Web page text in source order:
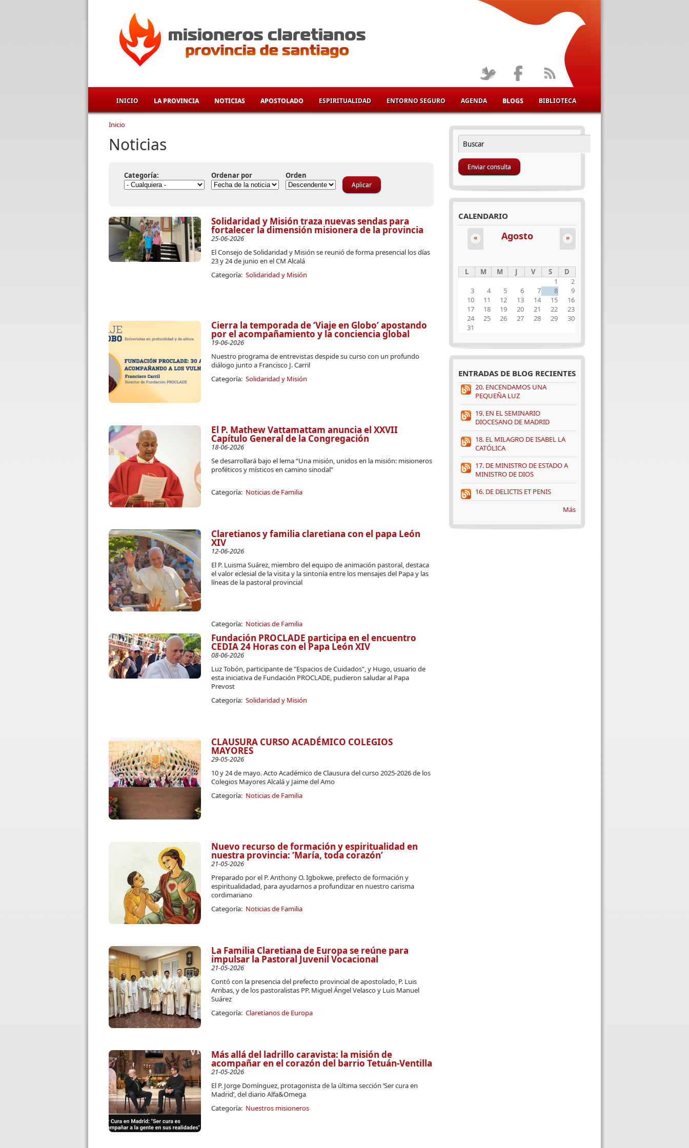
INICIO LA PROVINCIA NOTICIAS APOSTOLADO ESPIRITUALIDAD ENTORNO SEGURO AGENDA BLOGS BIBLIOTECA
Se encuentra usted aquí
Inicio
Noticias
Categoría: Ordenar por Orden
Solidaridad y Misión traza nuevas sendas para
fortalecer la dimensión misionera de la provincia
25-06-2026
El Consejo de Solidaridad y Misión se reunió de forma presencial los días
23 y 24 de junio en el CM Alcalá
Categoría: Solidaridad y Misión
Cierra la temporada de ‘Viaje en Globo’ apostando
por el acompañamiento y la conciencia global
19-06-2026
Nuestro programa de entrevistas despide su curso con un profundo
diálogo junto a Francisco J. Carril
Categoría: Solidaridad y Misión
El P. Mathew Vattamattam anuncia el XXVII
Capítulo General de la Congregación
18-06-2026
Se desarrollará bajo el lema “Una misión, unidos en la misión: misioneros
proféticos y místicos en camino sinodal”
Categoría: Noticias de Familia
Claretianos y familia claretiana con el papa León
XIV
12-06-2026
El P. Luisma Suárez, miembro del equipo de animación pastoral, destaca
el valor eclesial de la visita y la sintonía entre los mensajes del Papa y las
líneas de la pastoral provincial
Categoría: Noticias de Familia
Fundación PROCLADE participa en el encuentro
CEDIA 24 Horas con el Papa León XIV
08-06-2026
Luz Tobón, participante de "Espacios de Cuidados", y Hugo, usuario de
esta iniciativa de Fundación PROCLADE, pudieron saludar al Papa
Prevost
Categoría: Solidaridad y Misión
CLAUSURA CURSO ACADÉMICO COLEGIOS
MAYORES
29-05-2026
10 y 24 de mayo. Acto Académico de Clausura del curso 2025-2026 de los
Colegios Mayores Alcalá y Jaime del Amo
Categoría: Noticias de Familia
Nuevo recurso de formación y espiritualidad en
nuestra provincia: ‘María, toda corazón’
21-05-2026
Preparado por el P. Anthony O. Igbokwe, prefecto de formación y
espiritualidadad, para ayudarnos a profundizar en nuestro carisma
cordimariano
Categoría: Noticias de Familia
La Familia Claretiana de Europa se reúne para
impulsar la Pastoral Juvenil Vocacional
21-05-2026
Contó con la presencia del prefecto provincial de apostolado, P. Luis
Arribas, y de los pastoralistas PP. Miguel Ángel Velasco y Luis Manuel
Suárez
Categoría: Claretianos de Europa
Más allá del ladrillo caravista: la misión de
acompañar en el corazón del barrio Tetuán-Ventilla
21-05-2026
El P. Jorge Domínguez, protagonista de la última sección ‘Ser cura en
Madrid’, del diario Alfa&Omega
Categoría: Nuestros misioneros
FORMULARIO DE BÚSQUEDA
Buscar
CALENDARIO
Agosto
« »
L M M J V S
D
1
2
3
4 5 6 7 8
9
10
11 12 13 14 15
16
17
18 19 20 21 22
23
24
25 26 27 28 29
30
31
ENTRADAS DE BLOG RECIENTES
20. ENCENDAMOS UNA
PEQUEÑA LUZ
19. EN EL SEMINARIO
DIOCESANO DE MADRID
18. EL MILAGRO DE ISABEL LA
CATÓLICA
17. DE MINISTRO DE ESTADO A
MINISTRO DE DIOS
16. DE DELICTIS ET PENIS
Más